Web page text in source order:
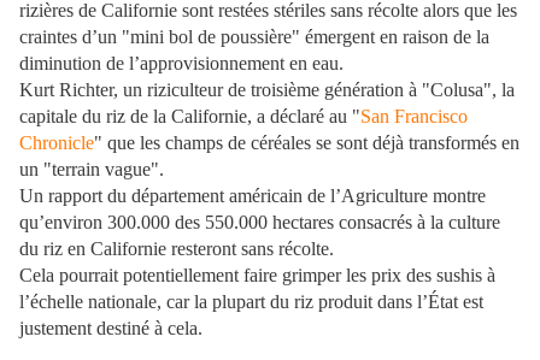
rizières de Californie sont restées stériles sans récolte alors que les
craintes d’un "mini bol de poussière" émergent en raison de la
diminution de l’approvisionnement en eau.
Kurt Richter, un riziculteur de troisième génération à "Colusa", la
capitale du riz de la Californie, a déclaré au "San Francisco
Chronicle" que les champs de céréales se sont déjà transformés en
un "terrain vague".
Un rapport du département américain de l’Agriculture montre
qu’environ 300.000 des 550.000 hectares consacrés à la culture
du riz en Californie resteront sans récolte.
Cela pourrait potentiellement faire grimper les prix des sushis à
l’échelle nationale, car la plupart du riz produit dans l’État est
justement destiné à cela.